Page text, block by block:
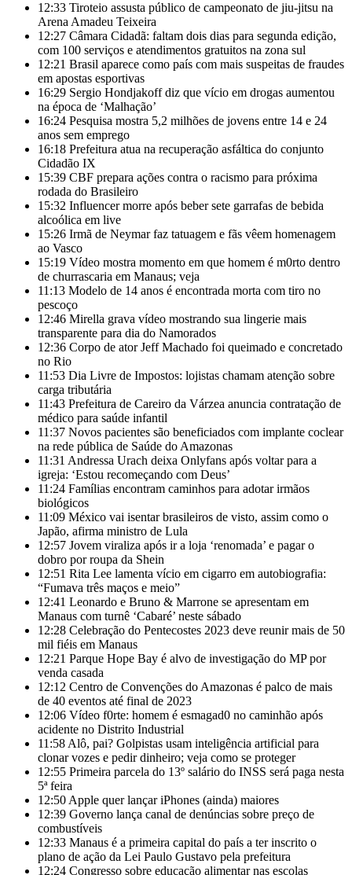
12:33 Tiroteio assusta público de campeonato de jiu-jitsu na
Arena Amadeu Teixeira
12:27 Câmara Cidadã: faltam dois dias para segunda edição,
com 100 serviços e atendimentos gratuitos na zona sul
12:21 Brasil aparece como país com mais suspeitas de fraudes
em apostas esportivas
16:29 Sergio Hondjakoff diz que vício em drogas aumentou
na época de ‘Malhação’
16:24 Pesquisa mostra 5,2 milhões de jovens entre 14 e 24
anos sem emprego
16:18 Prefeitura atua na recuperação asfáltica do conjunto
Cidadão IX
15:39 CBF prepara ações contra o racismo para próxima
rodada do Brasileiro
15:32 Influencer morre após beber sete garrafas de bebida
alcoólica em live
15:26 Irmã de Neymar faz tatuagem e fãs vêem homenagem
ao Vasco
15:19 Vídeo mostra momento em que homem é m0rto dentro
de churrascaria em Manaus; veja
11:13 Modelo de 14 anos é encontrada morta com tiro no
pescoço
12:46 Mirella grava vídeo mostrando sua lingerie mais
transparente para dia do Namorados
12:36 Corpo de ator Jeff Machado foi queimado e concretado
no Rio
11:53 Dia Livre de Impostos: lojistas chamam atenção sobre
carga tributária
11:43 Prefeitura de Careiro da Várzea anuncia contratação de
médico para saúde infantil
11:37 Novos pacientes são beneficiados com implante coclear
na rede pública de Saúde do Amazonas
11:31 Andressa Urach deixa Onlyfans após voltar para a
igreja: ‘Estou recomeçando com Deus’
11:24 Famílias encontram caminhos para adotar irmãos
biológicos
11:09 México vai isentar brasileiros de visto, assim como o
Japão, afirma ministro de Lula
12:57 Jovem viraliza após ir a loja ‘renomada’ e pagar o
dobro por roupa da Shein
12:51 Rita Lee lamenta vício em cigarro em autobiografia:
“Fumava três maços e meio”
12:41 Leonardo e Bruno & Marrone se apresentam em
Manaus com turnê ‘Cabaré’ neste sábado
12:28 Celebração do Pentecostes 2023 deve reunir mais de 50
mil fiéis em Manaus
12:21 Parque Hope Bay é alvo de investigação do MP por
venda casada
12:12 Centro de Convenções do Amazonas é palco de mais
de 40 eventos até final de 2023
12:06 Vídeo f0rte: homem é esmagad0 no caminhão após
acidente no Distrito Industrial
11:58 Alô, pai? Golpistas usam inteligência artificial para
clonar vozes e pedir dinheiro; veja como se proteger
12:55 Primeira parcela do 13º salário do INSS será paga nesta
5ª feira
12:50 Apple quer lançar iPhones (ainda) maiores
12:39 Governo lança canal de denúncias sobre preço de
combustíveis
12:33 Manaus é a primeira capital do país a ter inscrito o
plano de ação da Lei Paulo Gustavo pela prefeitura
12:24 Congresso sobre educação alimentar nas escolas